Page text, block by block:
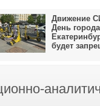
Движение
День города
будет